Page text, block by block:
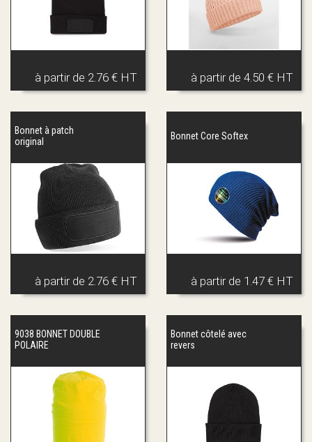
à partir de 2.76 € HT à partir de 4.50 € HT
Bonnet à patch
original
à partir de 2.76 € HT
Bonnet Core Softex
à partir de 1.47 € HT
9038 BONNET DOUBLE
POLAIRE
Bonnet côtelé avec
revers